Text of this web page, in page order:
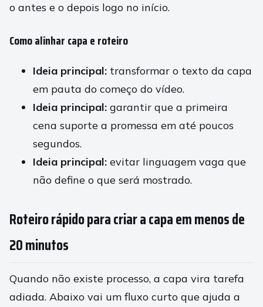
o antes e o depois logo no início.
Como alinhar capa e roteiro
Ideia principal: transformar o texto da capa
em pauta do começo do vídeo.
Ideia principal: garantir que a primeira
cena suporte a promessa em até poucos
segundos.
Ideia principal: evitar linguagem vaga que
não define o que será mostrado.
Roteiro rápido para criar a capa em menos de
20 minutos
Quando não existe processo, a capa vira tarefa
adiada. Abaixo vai um fluxo curto que ajuda a